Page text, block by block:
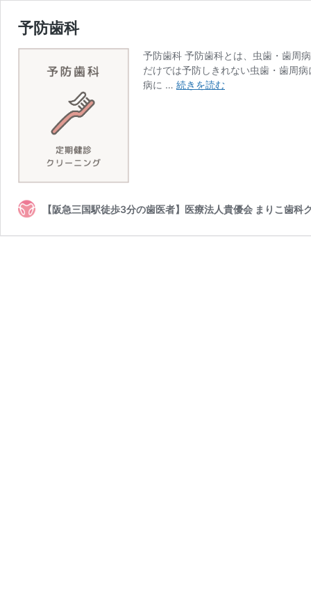
予防歯科
予防歯科 予防歯科とは、虫歯・歯周
だけでは予防しきれない虫歯・歯周
病に … 続きを読む予
【阪急三国駅徒歩3分の歯医者】医療法人貴優会 まりこ歯科